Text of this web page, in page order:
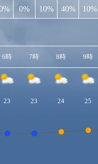
0% 10% 40% 10%
6時 7時 8時 9時
23 23 24 25